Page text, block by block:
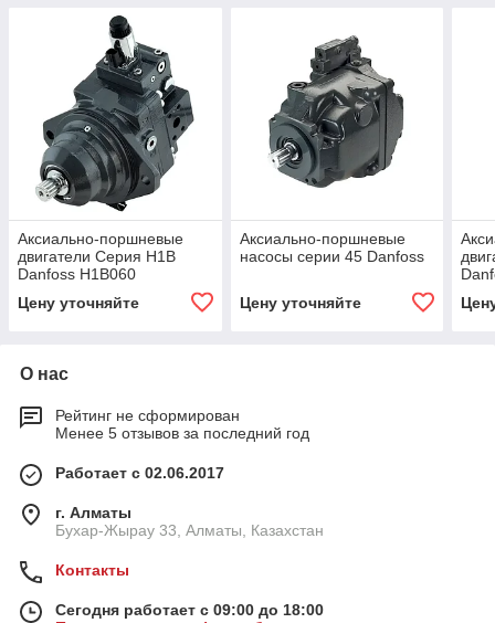
Аксиально-поршневые
двигатели Серия H1B
Danfoss H1B060
Цену уточняйте
Аксиально-поршневые
насосы серии 45 Danfoss
Цену уточняйте
О нас
Рейтинг не сформирован
Менее 5 отзывов за последний год
Работает с 02.06.2017
г. Алматы
Бухар-Жырау 33, Алматы, Казахстан
Контакты
Сегодня работает с 09:00 до 18:00